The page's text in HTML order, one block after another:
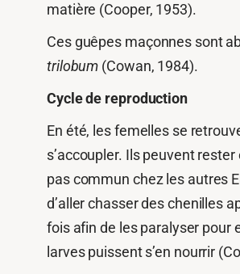
matière (Cooper, 1953).
Ces guêpes maçonnes sont
trilobum (Cowan, 1984).
Cycle de reproduction
En été, les femelles se
s’accoupler. Ils peuvent
pas commun chez les autres
d’aller chasser des chenilles
fois afin de les paralyser pour
larves puissent s’en nourrir